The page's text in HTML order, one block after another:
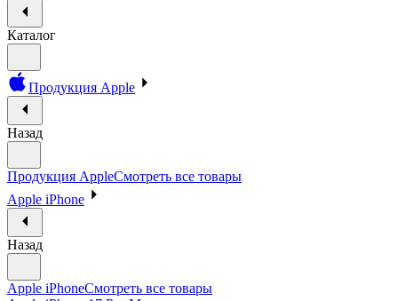
Каталог
Продукция Apple
Назад
Продукция AppleСмотреть все товары
Apple iPhone
Назад
Apple iPhoneСмотреть все товары